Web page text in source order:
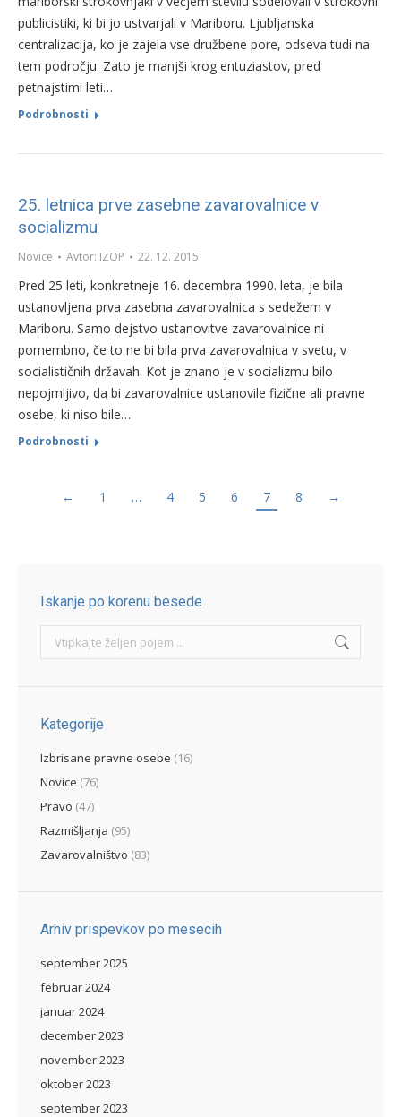
publicistiki, ki bi jo ustvarjali v Mariboru. Ljubljanska
centralizacija, ko je zajela vse družbene pore, odseva tudi na
tem področju. Zato je manjši krog entuziastov, pred
petnajstimi leti…
Podrobnosti
25. letnica prve zasebne zavarovalnice v
socializmu
Novice Avtor: IZOP 22. 12. 2015
Pred 25 leti, konkretneje 16. decembra 1990. leta, je bila
ustanovljena prva zasebna zavarovalnica s sedežem v
Mariboru. Samo dejstvo ustanovitve zavarovalnice ni
pomembno, če to ne bi bila prva zavarovalnica v svetu, v
socialističnih državah. Kot je znano je v socializmu bilo
nepojmljivo, da bi zavarovalnice ustanovile fizične ali pravne
osebe, ki niso bile…
Podrobnosti
← 1 … 4 5 6 7 8 →
Iskanje po korenu besede
Search:
Kategorije
Izbrisane pravne osebe (16)
Novice (76)
Pravo (47)
Razmišljanja (95)
Zavarovalništvo (83)
Arhiv prispevkov po mesecih
september 2025
februar 2024
januar 2024
december 2023
november 2023
oktober 2023
september 2023